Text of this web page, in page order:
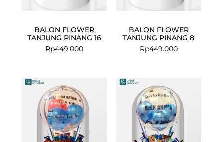
BALON FLOWER
TANJUNG PINANG 16
Rp449.000
BALON FLOWER
TANJUNG PINANG 8
Rp449.000